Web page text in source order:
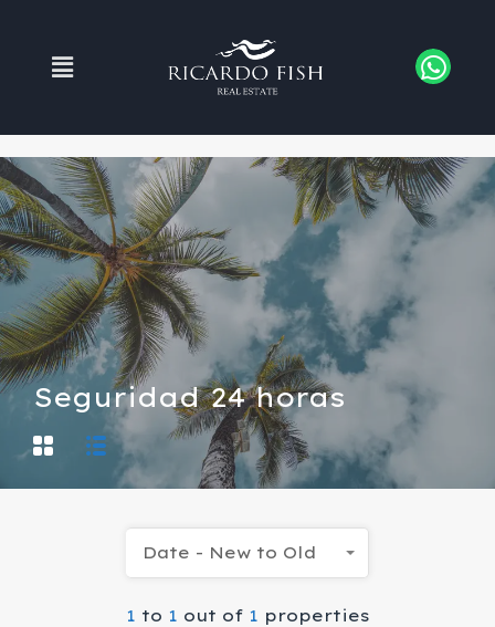
Seguridad 24 horas
1 to 1 out of 1 properties
Date - New to Old